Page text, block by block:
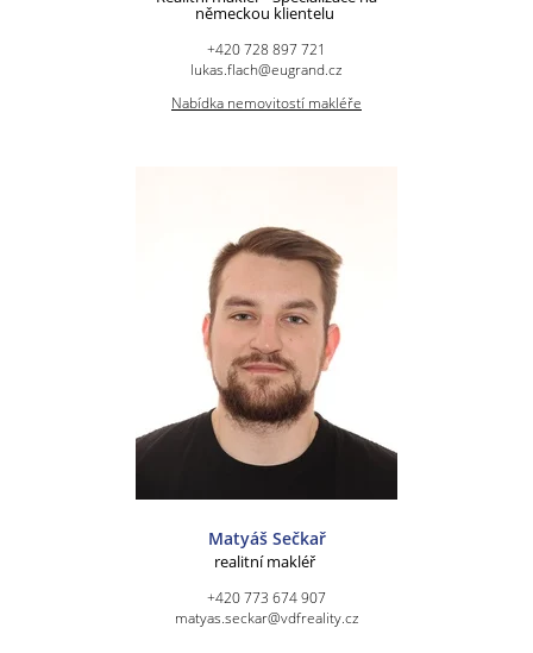
německou klientelu
+420 728 897 721
lukas.flach@eugrand.cz
Nabídka nemovitostí makléře
Matyáš Sečkař
realitní makléř
+420 773 674 907
matyas.seckar@vdfreality.cz